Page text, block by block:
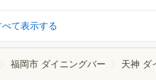
て表示する
福岡市 ダイニングバー 天神 ダ